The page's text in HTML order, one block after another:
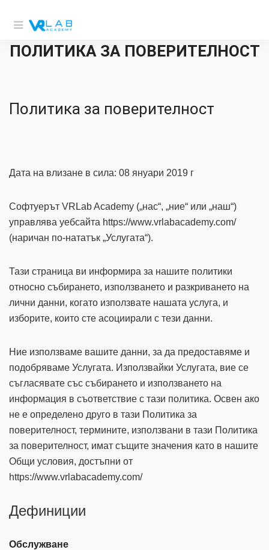
ПОЛИТИКА ЗА ПОВЕРИТЕЛНОСТ
Политика за поверителност
Дата на влизане в сила: 08 януари 2019 г
Софтуерът VRLab Academy („нас“, „ние“ или „наш“)
управлява уебсайта https://www.vrlabacademy.com/
(наричан по-нататък „Услугата“).
Тази страница ви информира за нашите политики
относно събирането, използването и разкриването на
лични данни, когато използвате нашата услуга, и
изборите, които сте асоциирали с тези данни.
Ние използваме вашите данни, за да предоставяме и
подобряваме Услугата. Използвайки Услугата, вие се
съгласявате със събирането и използването на
информация в съответствие с тази политика. Освен ако
не е определено друго в тази Политика за
поверителност, термините, използвани в тази Политика
за поверителност, имат същите значения като в нашите
Общи условия, достъпни от
https://www.vrlabacademy.com/
Дефиниции
Обслужване